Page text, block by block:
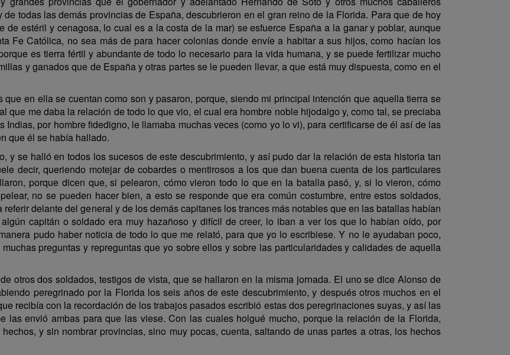
todas las demás provincias de España, descubrieron en el gran reino de la Florida. Para que de hoy
de estéril y cenagosa, lo cual es a la costa de la mar) se esfuerce España a la ganar y poblar, aunque
Fe Católica, no sea más de para hacer colonias donde envíe a habitar a sus hijos, como hacían los
es tierra fértil y abundante de todo lo necesario para la vida humana, y se puede fertilizar mucho
y ganados que de España y otras partes se le pueden llevar, a que está muy dispuesta, como en el
en ella se cuentan como son y pasaron, porque, siendo mi principal intención que aquella tierra se
que me daba la relación de todo lo que vio, el cual era hombre noble hijodalgo y, como tal, se preciaba
por hombre fidedigno, le llamaba muchas veces (como yo lo vi), para certificarse de él así de las
que él se había hallado.
y se halló en todos los sucesos de este descubrimiento, y así pudo dar la relación de esta historia tan
decir, queriendo motejar de cobardes o mentirosos a los que dan buena cuenta de los particulares
porque dicen que, si pelearon, cómo vieron todo lo que en la batalla pasó, y, si lo vieron, cómo
no se pueden hacer bien, a esto se responde que era común costumbre, entre estos soldados,
delante del general y de los demás capitanes los trances más notables que en las batallas habían
capitán o soldado era muy hazañoso y difícil de creer, lo iban a ver los que lo habían oído, por
pudo haber noticia de todo lo que me relató, para que yo lo escribiese. Y no le ayudaban poco,
preguntas y repreguntas que yo sobre ellos y sobre las particularidades y calidades de aquella
otros dos soldados, testigos de vista, que se hallaron en la misma jornada. El uno se dice Alonso de
peregrinado por la Florida los seis años de este descubrimiento, y después otros muchos en el
recibía con la recordación de los trabajos pasados escribió estas dos peregrinaciones suyas, y así las
las envió ambas para que las viese. Con las cuales holgué mucho, porque la relación de la Florida,
y sin nombrar provincias, sino muy pocas, cuenta, saltando de unas partes a otras, los hechos